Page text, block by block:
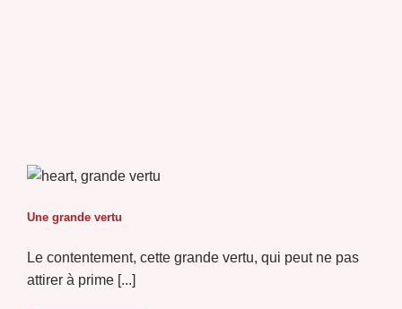
Une grande vertu
Le contentement, cette grande vertu, qui peut ne pas
attirer à prime [...]